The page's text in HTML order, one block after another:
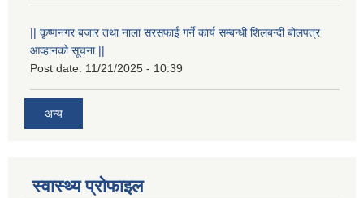
|| कृष्णनगर बजार तथा नाला सरसफाई गर्ने कार्य सम्बन्धी शिलबन्दी बोलपत्र
आव्हानको सूचना ||
Post date: 11/21/2025 - 10:39
अन्य
स्वास्थ्य प्रोफाइल